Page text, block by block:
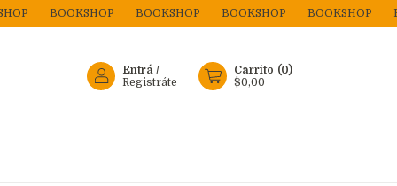
BOOKSHOP BOOKSHOP BOOKSHOP BOOKSHOP
Entrá /
Registráte
Carrito (0)
$0,00